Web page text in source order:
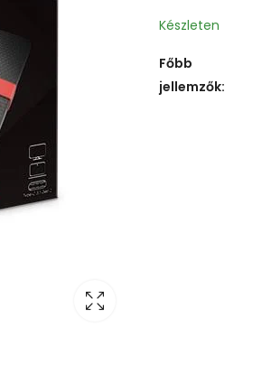
Készleten
Főbb
jellemzők: